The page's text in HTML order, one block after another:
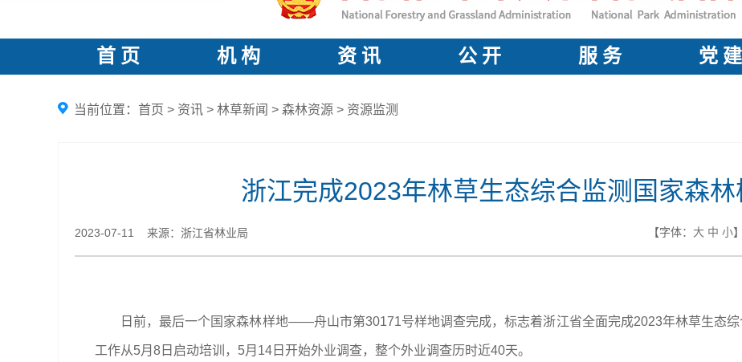
首 页 机 构 资 讯 公 开 服 务 党 建
当前位置： 首页 > 资讯 > 林草新闻 > 森林资源 > 资源监测
浙江完成2023年林草生态综合监测国家森
2023-07-11 来源：浙江省林业局 【字体： 大 中 小】
日前，最后一个国家森林样地——舟山市第30171号样地调查完成，标志着浙江省全面完成2023年林草生态
工作从5月8日启动培训，5月14日开始外业调查，整个外业调查历时近40天。